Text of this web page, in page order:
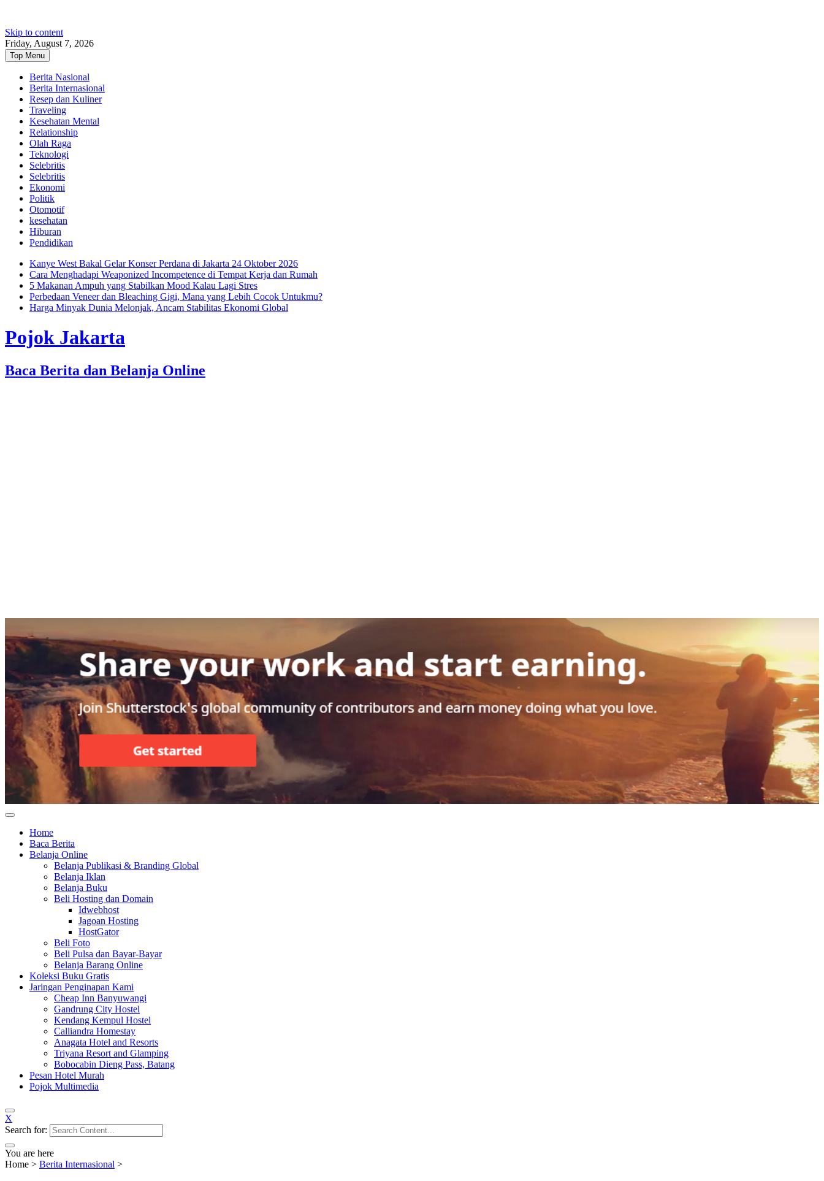
Skip to content
Friday, August 7, 2026
Top Menu
Berita Nasional
Berita Internasional
Resep dan Kuliner
Traveling
Kesehatan Mental
Relationship
Olah Raga
Teknologi
Selebritis
Selebritis
Ekonomi
Politik
Otomotif
kesehatan
Hiburan
Pendidikan
Kanye West Bakal Gelar Konser Perdana di Jakarta 24 Oktober 2026
Cara Menghadapi Weaponized Incompetence di Tempat Kerja dan Rumah
5 Makanan Ampuh yang Stabilkan Mood Kalau Lagi Stres
Perbedaan Veneer dan Bleaching Gigi, Mana yang Lebih Cocok Untukmu?
Harga Minyak Dunia Melonjak, Ancam Stabilitas Ekonomi Global
Pojok Jakarta
Baca Berita dan Belanja Online
Home
Baca Berita
Belanja Online
Belanja Publikasi & Branding Global
Belanja Iklan
Belanja Buku
Beli Hosting dan Domain
Idwebhost
Jagoan Hosting
HostGator
Beli Foto
Beli Pulsa dan Bayar-Bayar
Belanja Barang Online
Koleksi Buku Gratis
Jaringan Penginapan Kami
Cheap Inn Banyuwangi
Gandrung City Hostel
Kendang Kempul Hostel
Calliandra Homestay
Anagata Hotel and Resorts
Triyana Resort and Glamping
Bobocabin Dieng Pass, Batang
Pesan Hotel Murah
Pojok Multimedia
X
Search for:
You are here
Home > Berita Internasional >